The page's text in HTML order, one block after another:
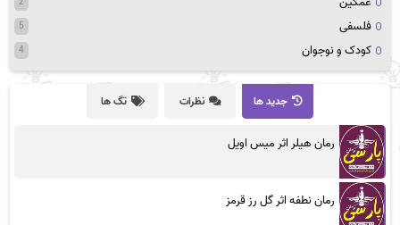
فلسفی 5
کودک و نوجوان 4
جدید ها نظرات تگ ها
رمان هیلر اثر میس اویل
رمان نطفه اثر گل رز قرمز